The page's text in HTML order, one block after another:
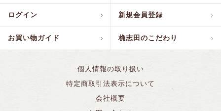
ログイン 新規会員登録
お買い物ガイド 桷志田のこだわり
個人情報の取り扱い
特定商取引法表示について
会社概要